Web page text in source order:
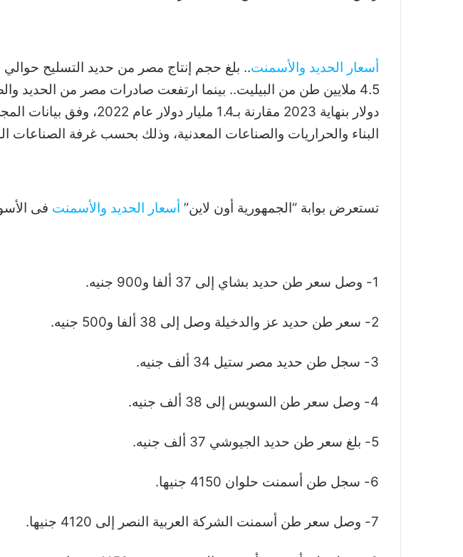
أسعار الحديد والأسمنت
دولار بنهاية 2023 مقارنة بـ1.4 مليار
البناء والحراريات والصناعات المعدنية، وذلك بحسب غرفة الصناعات
تستعرض بوابة “الجمهورية أون لاين” أسعار الحديد والأسمنت فى
1- وصل سعر طن حديد بشاي إلى 37 ألفا و900 جنيه.
2- سعر طن حديد عز والدخيلة وصل إلى 38 ألفا و500 جنيه.
3- سجل طن حديد مصر ستيل 34 ألف جنيه.
4- وصل سعر طن السويس إلى 38 ألف جنيه.
5- بلغ سعر طن حديد الجيوشي 37 ألف جنيه.
6- سجل طن أسمنت حلوان 4150 جنيها.
7- وصل سعر طن أسمنت الشركة العربية النصر إلى 4120 جنيها.